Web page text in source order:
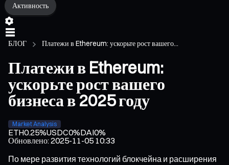
Активность
БЛОГ Платежи в Ethereum: ускорьте рост вашего...
Платежи в Ethereum:
ускорьте рост вашего
бизнеса в 2025 году
Market Analysis
ETH0.25%USDC0%DAI0%
Обновлено:2025-11-05 10:33
По мере развития технологий блокчейна и расширения